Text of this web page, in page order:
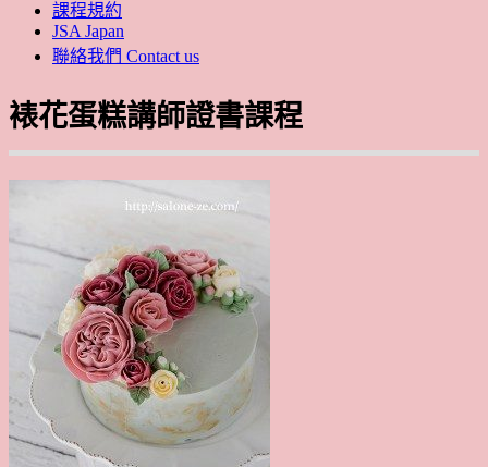
課程規約
JSA Japan
聯絡我們 Contact us
裱花蛋糕講師證書課程